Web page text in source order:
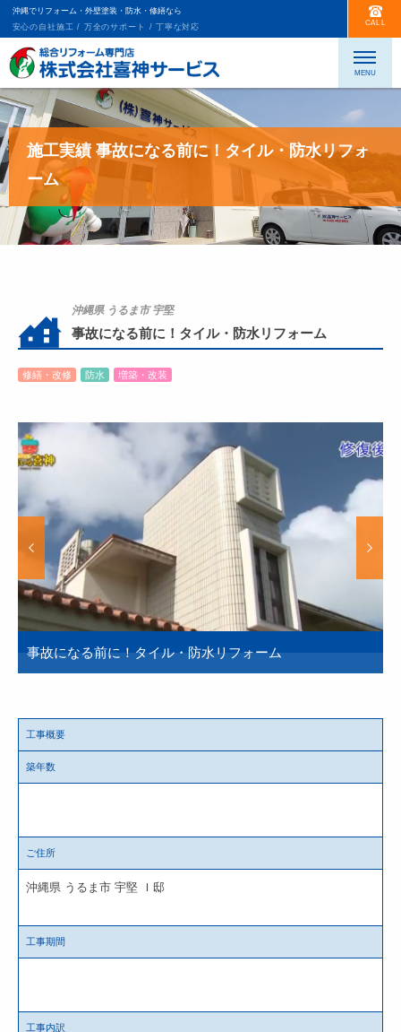
沖縄でリフォーム・外壁塗装・防水・修繕なら
安心の自社施工 / 万全のサポート / 丁寧な対応
CALL
施工実績 事故になる前に！タイル・防水リフォ
ーム
沖縄県 うるま市 宇堅
事故になる前に！タイル・防水リフォーム
修繕・改修 防水 増築・改装
事故になる前に！タイル・防水リフォーム
工事概要
築年数
ご住所
沖縄県 うるま市 宇堅 Ｉ邸
工事期間
工事内訳